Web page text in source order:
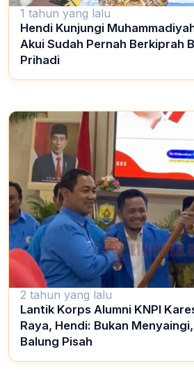
1 tahun yang lalu
Hendi Kunjungi
Akui Sudah Pernah Berkiprah
Prihadi
2 tahun yang lalu
Lantik Korps Alumni KNPI
Raya, Hendi: Bukan
Balung Pisah